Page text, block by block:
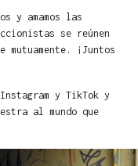
y amamos las
se reúnen
¡Juntos
y TikTok y
al mundo que